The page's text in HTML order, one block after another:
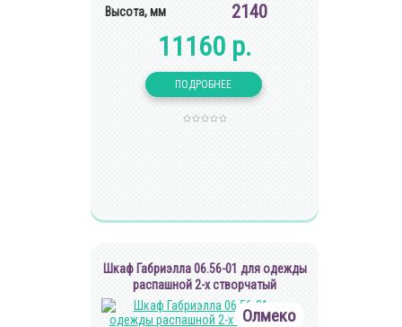
Высота, мм 2140
11160 р.
Шкаф Габриэлла 06.56-01 для одежды
распашной 2-х створчатый
Олмеко